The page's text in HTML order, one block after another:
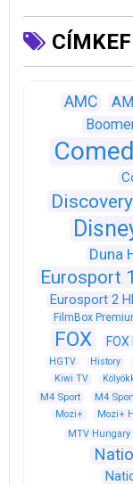
AMC
Duna
Eurosport 1
Eurosport 2
FilmBox
FOX FOX
HGTV History
Kiwi TV
M4 Sport M4
Mozi+ Mozi+
MTV Hungary